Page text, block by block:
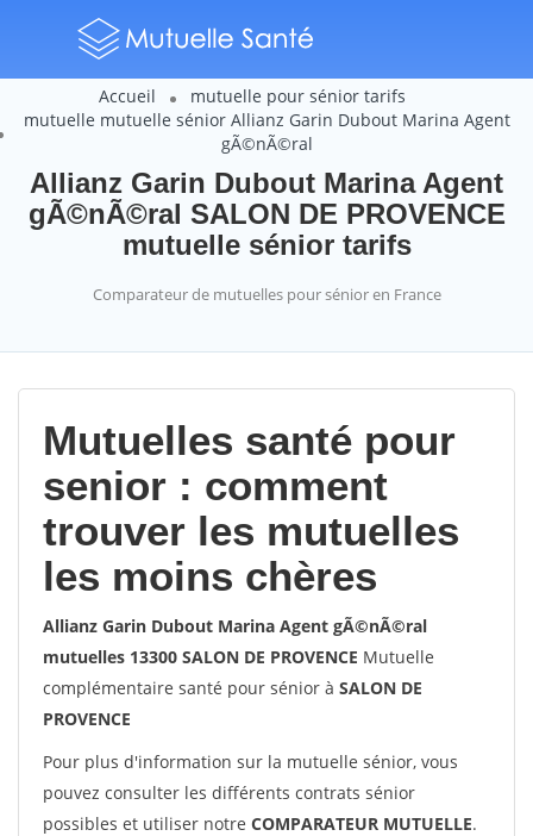
Accueil
mutuelle pour sénior tarifs
mutuelle mutuelle sénior Allianz Garin Dubout Marina Agent
gÃ©nÃ©ral
Allianz Garin Dubout Marina Agent
gÃ©nÃ©ral SALON DE PROVENCE
mutuelle sénior tarifs
Comparateur de mutuelles pour sénior en France
Mutuelles santé pour
senior : comment
trouver les mutuelles
les moins chères
Allianz Garin Dubout Marina Agent gÃ©nÃ©ral
mutuelles 13300 SALON DE PROVENCE Mutuelle
complémentaire santé pour sénior à SALON DE
PROVENCE
Pour plus d'information sur la mutuelle sénior, vous
pouvez consulter les différents contrats sénior
possibles et utiliser notre COMPARATEUR MUTUELLE.